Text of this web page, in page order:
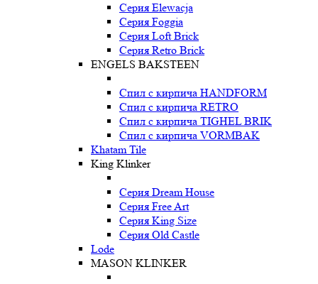
Серия Elewacja
Серия Foggia
Серия Loft Brick
Серия Retro Brick
ENGELS BAKSTEEN
Спил с кирпича HANDFORM
Спил с кирпича RETRO
Спил с кирпича TIGHEL BRIK
Спил с кирпича VORMBAK
Khatam Tile
King Klinker
Серия Dream House
Серия Free Art
Серия King Size
Серия Old Castle
Lode
MASON KLINKER